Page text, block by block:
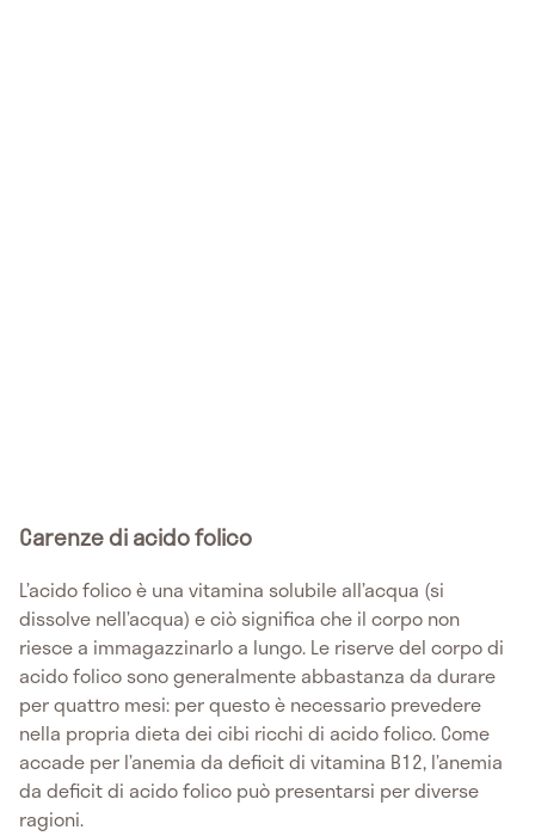
Carenze di acido folico
L’acido folico è una vitamina solubile all’acqua (si
dissolve nell’acqua) e ciò significa che il corpo non
riesce a immagazzinarlo a lungo. Le riserve del corpo di
acido folico sono generalmente abbastanza da durare
per quattro mesi: per questo è necessario prevedere
nella propria dieta dei cibi ricchi di acido folico. Come
accade per l’anemia da deficit di vitamina B12, l’anemia
da deficit di acido folico può presentarsi per diverse
ragioni.